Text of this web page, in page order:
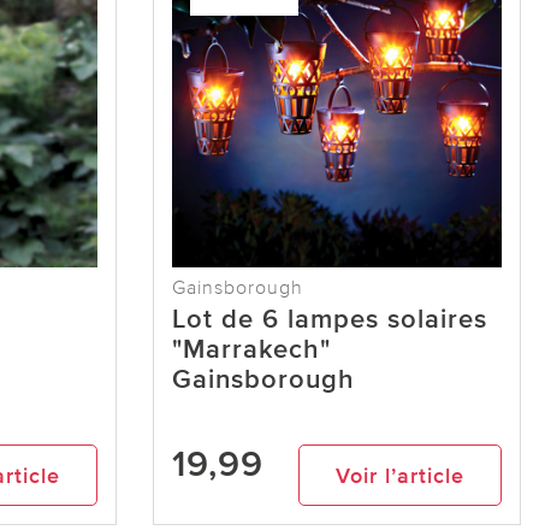
Gainsborough
Lot de 6 lampes solaires
"Marrakech"
Gainsborough
19,99 Voir l’article